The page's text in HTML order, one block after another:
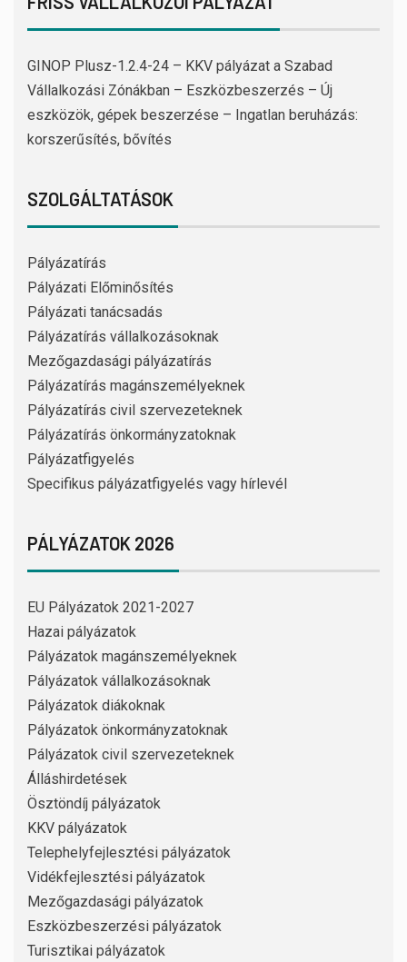
GINOP Plusz-1.2.4-24 – KKV pályázat a Szabad
Vállalkozási Zónákban – Eszközbeszerzés – Új
eszközök, gépek beszerzése – Ingatlan beruházás:
korszerűsítés, bővítés
SZOLGÁLTATÁSOK
Pályázatírás
Pályázati Előminősítés
Pályázati tanácsadás
Pályázatírás vállalkozásoknak
Mezőgazdasági pályázatírás
Pályázatírás magánszemélyeknek
Pályázatírás civil szervezeteknek
Pályázatírás önkormányzatoknak
Pályázatfigyelés
Specifikus pályázatfigyelés vagy hírlevél
PÁLYÁZATOK 2026
EU Pályázatok 2021-2027
Hazai pályázatok
Pályázatok magánszemélyeknek
Pályázatok vállalkozásoknak
Pályázatok diákoknak
Pályázatok önkormányzatoknak
Pályázatok civil szervezeteknek
Álláshirdetések
Ösztöndíj pályázatok
KKV pályázatok
Telephelyfejlesztési pályázatok
Vidékfejlesztési pályázatok
Mezőgazdasági pályázatok
Eszközbeszerzési pályázatok
Turisztikai pályázatok